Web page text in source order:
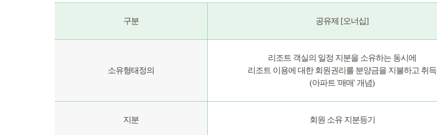
구분 공유제 [오너십]
소유형태정의
리조트 객실의 일정 지분을 소유하는 동시에
리조트 이용에 대한 회원권리를 분양금을 지불하고 취득
(아파트 '매매' 개념)
지분 회원 소유 지분등기